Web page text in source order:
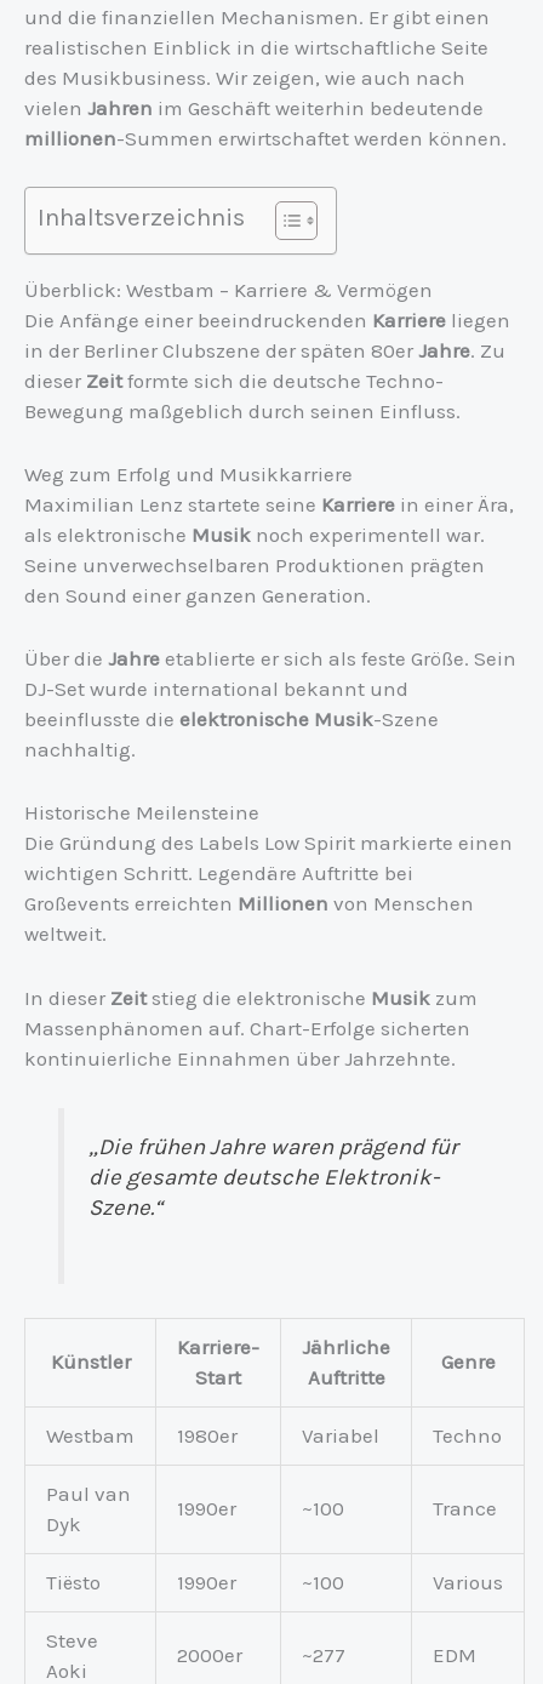
und die finanziellen Mechanismen. Er gibt einen
realistischen Einblick in die wirtschaftliche Seite
des Musikbusiness. Wir zeigen, wie auch nach
vielen Jahren im Geschäft weiterhin bedeutende
millionen-Summen erwirtschaftet werden können.
Inhaltsverzeichnis
Überblick: Westbam – Karriere & Vermögen
Die Anfänge einer beeindruckenden Karriere liegen
in der Berliner Clubszene der späten 80er Jahre. Zu
dieser Zeitformte sich die deutsche Techno-
Bewegung maßgeblich durch seinen Einfluss.
Weg zum Erfolg und Musikkarriere
Maximilian Lenz startete seine Karriere in einer Ära,
als elektronische Musik noch experimentell war.
Seine unverwechselbaren Produktionen prägten
den Sound einer ganzen Generation.
Über die Jahre etablierte er sich als feste Größe. Sein
DJ-Set wurde international bekannt und
beeinflusste die elektronische Musik-Szene
nachhaltig.
Historische Meilensteine
Die Gründung des Labels Low Spirit markierte einen
wichtigen Schritt. Legendäre Auftritte bei
Großevents erreichten Millionen von Menschen
weltweit.
In dieser Zeitstieg die elektronische Musik zum
Massenphänomen auf. Chart-Erfolge sicherten
kontinuierliche Einnahmen über Jahrzehnte.
„Die frühen Jahre waren prägend für
die gesamte deutsche Elektronik-
Szene.“
Künstler
Karriere-
Start
Jährliche
Auftritte
Genre
Westbam 1980er Variabel Techno
Paul van
Dyk
1990er ~100 Trance
Tiësto 1990er ~100 Various
Steve
Aoki
2000er ~277 EDM